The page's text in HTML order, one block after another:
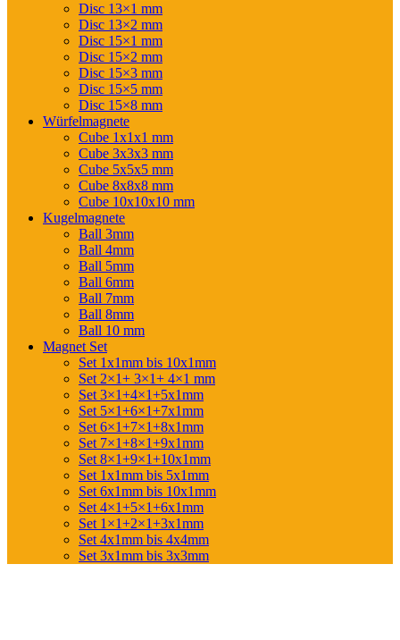
Disc 13×1 mm
Disc 13×2 mm
Disc 15×1 mm
Disc 15×2 mm
Disc 15×3 mm
Disc 15×5 mm
Disc 15×8 mm
Würfelmagnete
Cube 1x1x1 mm
Cube 3x3x3 mm
Cube 5x5x5 mm
Cube 8x8x8 mm
Cube 10x10x10 mm
Kugelmagnete
Ball 3mm
Ball 4mm
Ball 5mm
Ball 6mm
Ball 7mm
Ball 8mm
Ball 10 mm
Magnet Set
Set 1x1mm bis 10x1mm
Set 2×1+ 3×1+ 4×1 mm
Set 3×1+4×1+5x1mm
Set 5×1+6×1+7x1mm
Set 6×1+7×1+8x1mm
Set 7×1+8×1+9x1mm
Set 8×1+9×1+10x1mm
Set 1x1mm bis 5x1mm
Set 6x1mm bis 10x1mm
Set 4×1+5×1+6x1mm
Set 1×1+2×1+3x1mm
Set 4x1mm bis 4x4mm
Set 3x1mm bis 3x3mm